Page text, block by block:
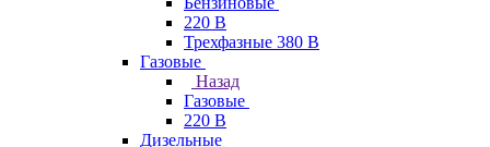
220 В
Трехфазные 380 В
Газовые
Назад
Газовые
220 В
Дизельные